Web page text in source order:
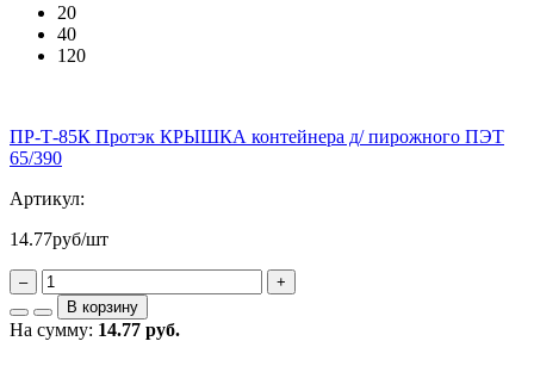
20
40
120
ПР-Т-85К Протэк КРЫШКА контейнера д/ пирожного ПЭТ
65/390
Артикул:
14.77руб/шт
–
+
В корзину
На сумму: 14.77 руб.